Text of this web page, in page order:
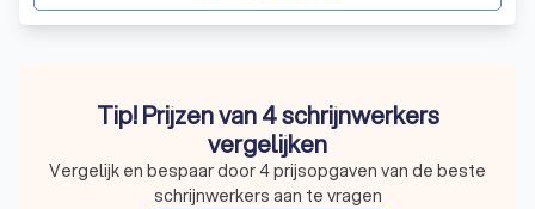
Tip! Prijzen van 4 schrijnwerkers
vergelijken
Vergelijk en bespaar door 4 prijsopgaven van de beste
schrijnwerkers aan te vragen